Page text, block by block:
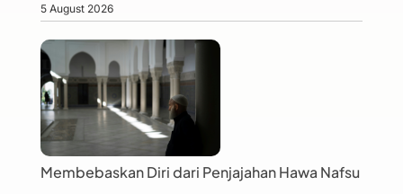
5 August 2026
Membebaskan Diri dari Penjajahan Hawa Nafsu